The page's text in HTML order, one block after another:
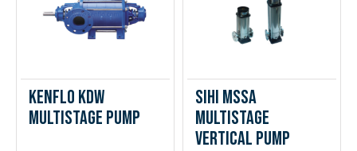
Kenflo KDW
Multistage Pump
Sihi MSSA
Multistage
Vertical Pump